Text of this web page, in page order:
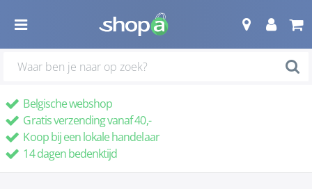
Belgische webshop
Gratis verzending vanaf 40,-
Koop bij een lokale handelaar
14 dagen bedenktijd